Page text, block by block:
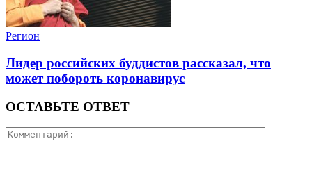
Регион
Лидер российских буддистов рассказал, что
может побороть коронавирус
ОСТАВЬТЕ ОТВЕТ